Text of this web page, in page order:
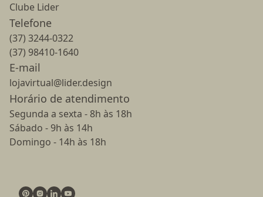
Clube Lider
Telefone
(37) 3244-0322
(37) 98410-1640
E-mail
lojavirtual@lider.design
Horário de atendimento
Segunda a sexta - 8h às 18h
Sábado - 9h às 14h
Domingo - 14h às 18h